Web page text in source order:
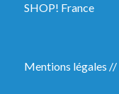
SHOP! France
Mentions légales //